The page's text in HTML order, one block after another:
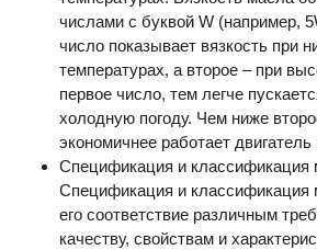
числами с буквой W (например,
число показывает вязкость при
температурах, а второе – при
первое число, тем легче
холодную погоду. Чем ниже
экономичнее работает
Спецификация и классификация
Спецификация и классификация
его соответствие различным
качеству, свойствам и